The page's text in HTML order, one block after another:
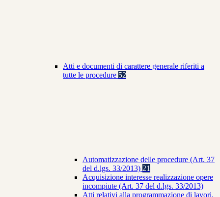
Atti e documenti di carattere generale riferiti a
tutte le procedure 52
Automatizzazione delle procedure (Art. 37
del d.lgs. 33/2013) 21
Acquisizione interesse realizzazione opere
incompiute (Art. 37 del d.lgs. 33/2013)
Atti relativi alla programmazione di lavori,